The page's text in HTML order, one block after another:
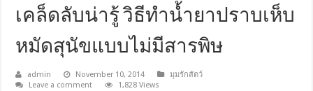
เคล็ดลับน่ารู้ วิธีทำน้ำยาปราบเห็บ
หมัดสุนัขแบบไม่มีสารพิษ
admin November 10, 2014
มุมรักสัตว์
Leave a comment
1,828 Views